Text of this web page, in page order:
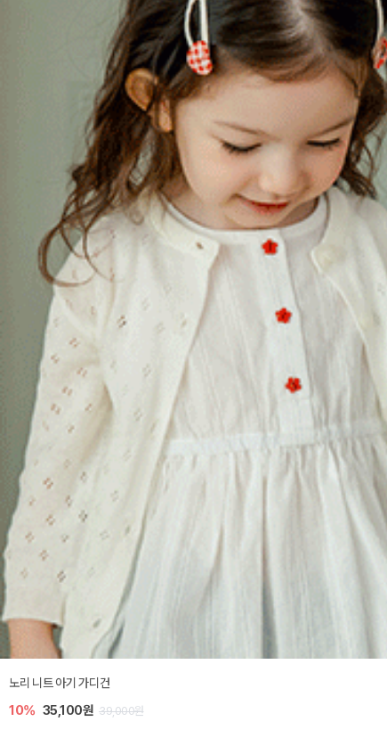
노리 니트 아기 가디건
10% 35,100원 39,000원